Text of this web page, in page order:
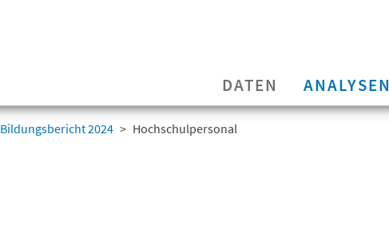
DATEN ANALYSEN
Bildungsbericht 2024 Hochschulpersonal